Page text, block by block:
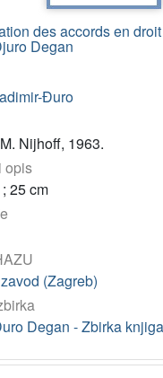
des accords en
Degan
Đuro
Nijhoff, 1963.
opis
25 cm
(Zagreb)
Degan - Zbirka